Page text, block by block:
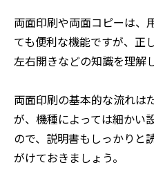
両面印刷や両面コピーは、
ても便利な機能ですが、正
左右開きなどの知識を理解
両面印刷の基本的な流れは
が、機種によっては細かい
ので、説明書もしっかりと
がけておきましょう。